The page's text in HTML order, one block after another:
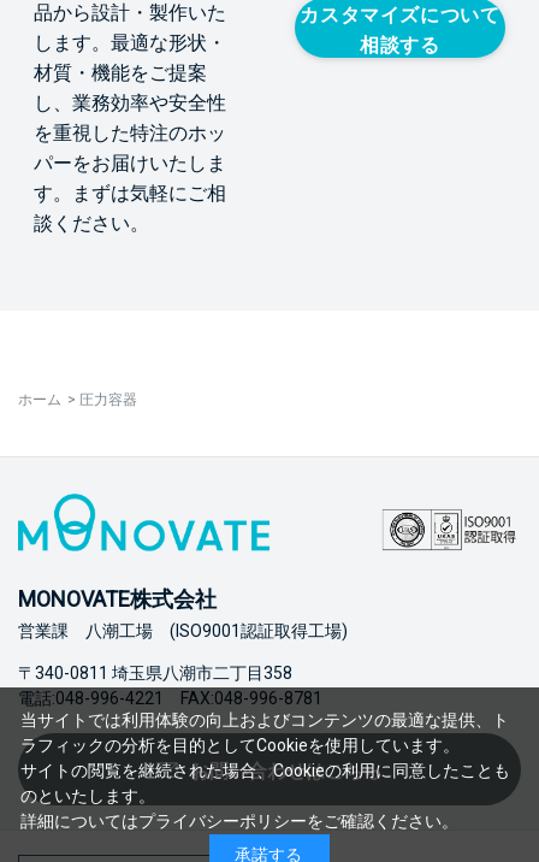
品から設計・製作いた
します。最適な形状・
材質・機能をご提案
し、業務効率や安全性
を重視した特注のホッ
パーをお届けいたしま
す。まずは気軽にご相
談ください。
カスタマイズについて
相談する
ホーム > 圧力容器
MONOVATE株式会社
営業課 八潮工場 (ISO9001認証取得工場)
〒340-0811 埼玉県八潮市二丁目358
電話:048-996-4221 FAX:048-996-8781
お問い合わせはこちら
当サイトでは利用体験の向上およびコンテンツの最適な提供、ト
ラフィックの分析を目的としてCookieを使用しています。
サイトの閲覧を継続された場合、Cookieの利用に同意したことも
のといたします。
詳細についてはプライバシーポリシーをご確認ください。
承諾する